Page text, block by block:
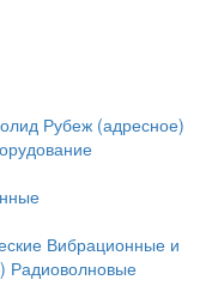
Рубеж (адресное)
Вибрационные и
Радиоволновые